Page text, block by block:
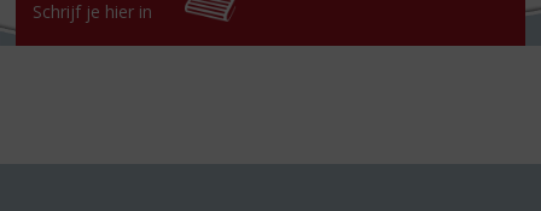
Schrijf je hier in